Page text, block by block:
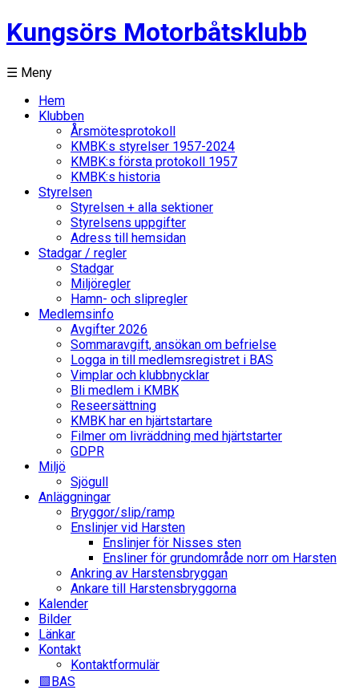
Kungsörs Motorbåtsklubb
☰ Meny
Hem
Klubben
Årsmötesprotokoll
KMBK:s styrelser 1957-2024
KMBK:s första protokoll 1957
KMBK:s historia
Styrelsen
Styrelsen + alla sektioner
Styrelsens uppgifter
Adress till hemsidan
Stadgar / regler
Stadgar
Miljöregler
Hamn- och slipregler
Medlemsinfo
Avgifter 2026
Sommaravgift, ansökan om befrielse
Logga in till medlemsregistret i BAS
Vimplar och klubbnycklar
Bli medlem i KMBK
Reseersättning
KMBK har en hjärtstartare
Filmer om livräddning med hjärtstarter
GDPR
Miljö
Sjögull
Anläggningar
Bryggor/slip/ramp
Enslinjer vid Harsten
Enslinjer för Nisses sten
Ensliner för grundområde norr om Harsten
Ankring av Harstensbryggan
Ankare till Harstensbryggorna
Kalender
Bilder
Länkar
Kontakt
Kontaktformulär
🟩BAS